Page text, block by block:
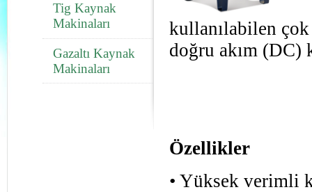
Tig Kaynak
Makinaları
Gazaltı Kaynak
Makinaları
kullanılabilen
doğru akım (DC)
Özellikler
• Yüksek verimli